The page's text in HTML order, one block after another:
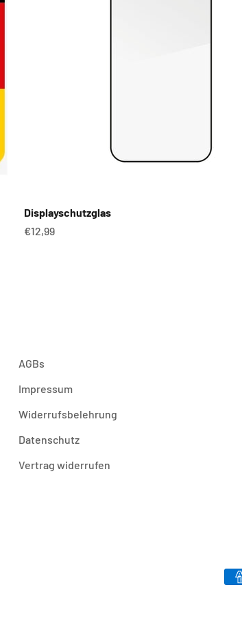
Displayschutzglas
Angebot
€12,99
AGBs
Impressum
Widerrufsbelehrung
Datenschutz
Vertrag widerrufen